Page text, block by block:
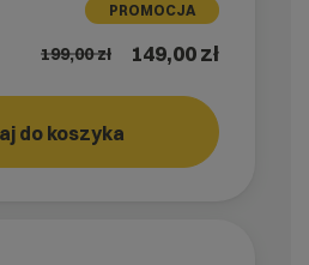
PROMOCJA
199,00zł 149,00 zł
do koszyka RUN!